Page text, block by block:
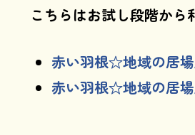
こちらはお試し段階から
赤い羽根☆地域の居場
赤い羽根☆地域の居